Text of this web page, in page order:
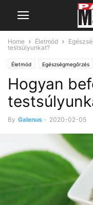
Home Életmód
testsúlyunkat?
Életmód Egészségmegőrzés
Táplálkozás Vitaminok,
Hogyan
By Galenus - 2020-02-05